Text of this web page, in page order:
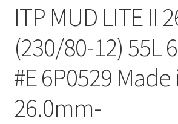
ITP MUD LITE II
(230/80-12) 55L
#E 6P0529 Made
26.0mm-